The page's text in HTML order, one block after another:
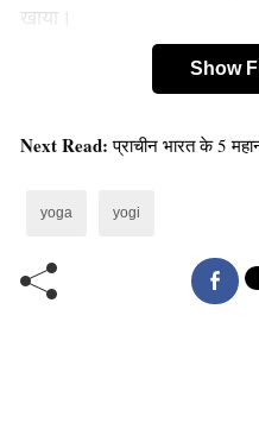
खाया।
कब जन्म हुआ, किसी को नहीं
Show
Next Read:प्राचीन भारत के 5
yoga yogi